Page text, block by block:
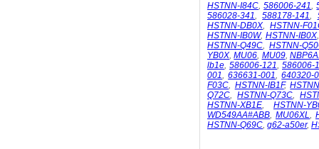
HSTNN-I84C,586006-241,
586028-341,588178-141,
HSTNN-DB0X,HSTNN-
HSTNN-IB0W, HSTNN-IB0X
HSTNN-Q49C,HSTNN-
YB0X,MU06, MU09,
lb1e, 586006-121, 586006-
001,636631-001,640320-
F03C, HSTNN-IB1F,
Q72C,HSTNN-Q73C,
HSTNN-XB1E, HSTNN-
WD549AA#ABB, MU06XL,
HSTNN-Q69C, g62-a50er,